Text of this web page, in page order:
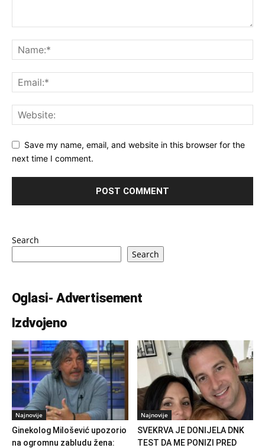
Save my name, email, and website in this browser for the
next time I comment.
Search
Search
Oglasi- Advertisement
Izdvojeno
Najnovije
Ginekolog Milošević upozorio
na ogromnu zabludu žena:
Najnovije
SVEKRVA JE DONIJELA DNK
TEST DA ME PONIZI PRED